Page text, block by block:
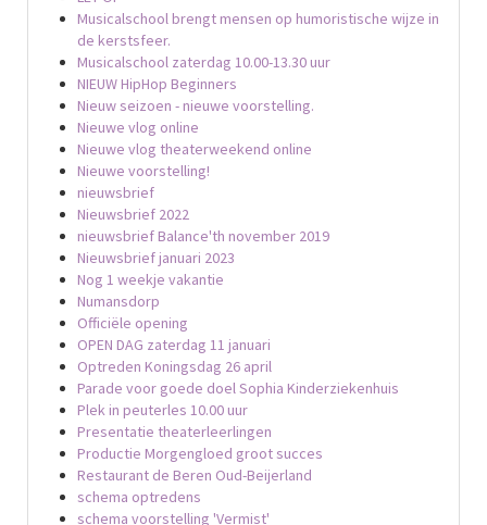
Musicalschool brengt mensen op humoristische wijze in
de kerstsfeer.
Musicalschool zaterdag 10.00-13.30 uur
NIEUW HipHop Beginners
Nieuw seizoen - nieuwe voorstelling.
Nieuwe vlog online
Nieuwe vlog theaterweekend online
Nieuwe voorstelling!
nieuwsbrief
Nieuwsbrief 2022
nieuwsbrief Balance'th november 2019
Nieuwsbrief januari 2023
Nog 1 weekje vakantie
Numansdorp
Officiële opening
OPEN DAG zaterdag 11 januari
Optreden Koningsdag 26 april
Parade voor goede doel Sophia Kinderziekenhuis
Plek in peuterles 10.00 uur
Presentatie theaterleerlingen
Productie Morgengloed groot succes
Restaurant de Beren Oud-Beijerland
schema optredens
schema voorstelling 'Vermist'